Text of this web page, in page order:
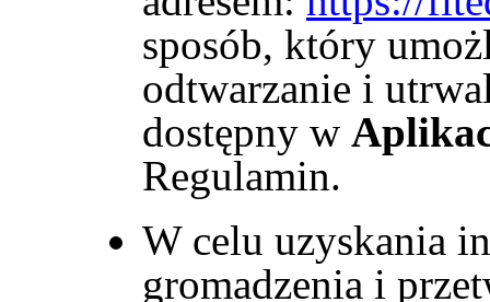
sposób, który
odtwarzanie i
dostępny w
Regulamin.
W celu uzyskania
gromadzenia i